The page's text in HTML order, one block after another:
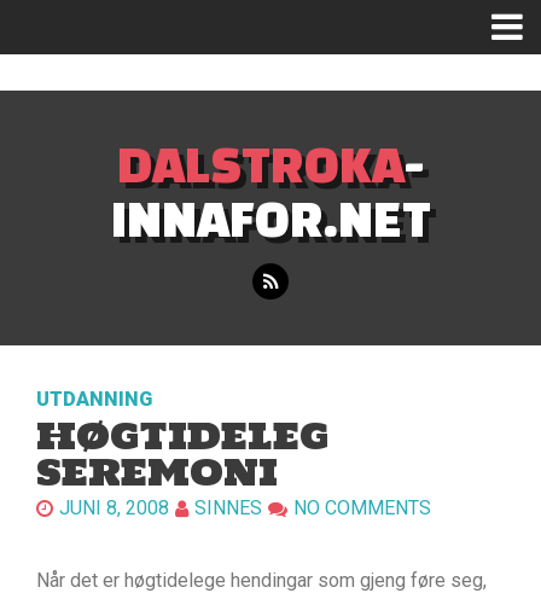
DALSTROKA-
INNAFOR.NET
UTDANNING
HØGTIDELEG
SEREMONI
JUNI 8, 2008 SINNES NO COMMENTS
Når det er høgtidelege hendingar som gjeng føre seg,